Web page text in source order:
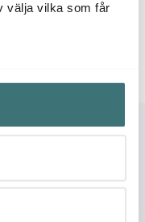
välja vilka som får
plats som
flera meter
skanna den för
uppgifter
när som